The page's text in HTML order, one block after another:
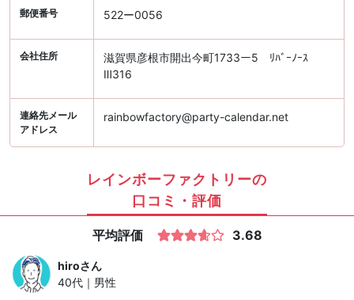
郵便番号 522ー0056
会社住所
滋賀県彦根市開出今町1733ー5 ﾘﾊﾞｰﾉｰｽ
Ⅲ316
連絡先メール
アドレス
rainbowfactory@party-calendar.net
レインボーファクトリーの
口コミ・評価
平均評価 3.68
hiroさん
40代｜男性